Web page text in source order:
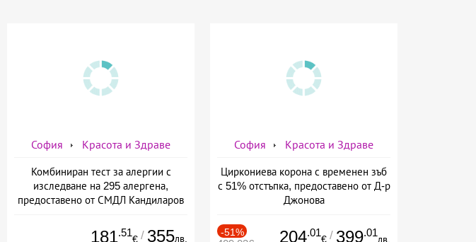
София Красота и Здраве
Комбиниран тест за алергии с
изследване на 295 алергена,
предоставено от СМДЛ Кандиларов
181.51
€ / 355лв.
София Красота и Здраве
Циркониева корона с временен зъб
с 51% отстъпка, предоставено от Д-р
Джонова
-51% 204.01
€ / 399.01
лв.